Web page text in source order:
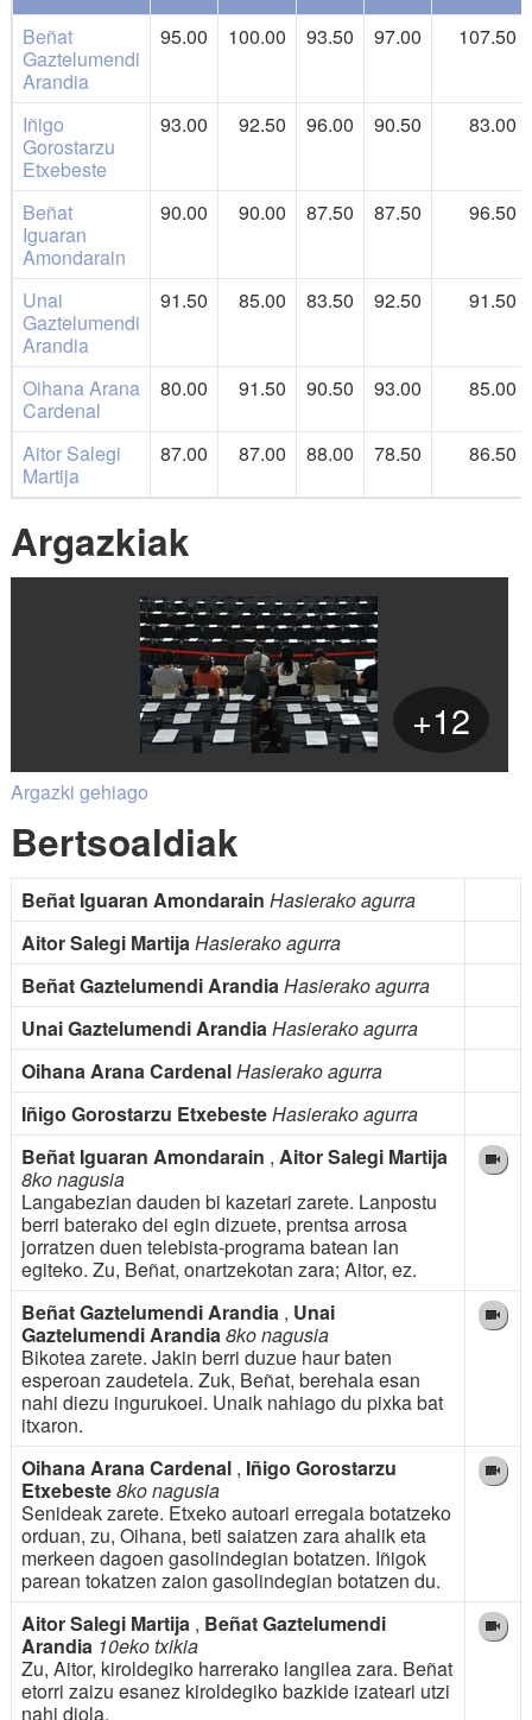
Beñat
Gaztelumendi
Arandia
95.00 100.00 93.50 97.00 107.50
Iñigo
Gorostarzu
Etxebeste
93.00 92.50 96.00 90.50 83.00
Beñat
Iguaran
Amondarain
90.00 90.00 87.50 87.50 96.50
Unai
Gaztelumendi
Arandia
91.50 85.00 83.50 92.50 91.50
Oihana Arana
Cardenal
80.00 91.50 90.50 93.00 85.00
Aitor Salegi
Martija
87.00 87.00 88.00 78.50 86.50
Argazkiak
+12
Argazki gehiago
Bertsoaldiak
Beñat Iguaran Amondarain Hasierako agurra
Aitor Salegi MartijaHasierako agurra
Beñat Gaztelumendi ArandiaHasierako agurra
Unai Gaztelumendi ArandiaHasierako agurra
Oihana Arana CardenalHasierako agurra
Iñigo Gorostarzu EtxebesteHasierako agurra
Beñat Iguaran Amondarain , Aitor Salegi Martija
8ko nagusia
Langabezian dauden bi kazetari zarete. Lanpostu
berri baterako dei egin dizuete, prentsa arrosa
jorratzen duen telebista-programa batean lan
egiteko. Zu, Beñat, onartzekotan zara; Aitor, ez.
Beñat Gaztelumendi Arandia , Unai
Gaztelumendi Arandia8ko nagusia
Bikotea zarete. Jakin berri duzue haur baten
esperoan zaudetela. Zuk, Beñat, berehala esan
nahi diezu ingurukoei. Unaik nahiago du pixka bat
itxaron.
Oihana Arana Cardenal , Iñigo Gorostarzu
Etxebeste8ko nagusia
Senideak zarete. Etxeko autoari erregaia botatzeko
orduan, zu, Oihana, beti saiatzen zara ahalik eta
merkeen dagoen gasolindegian botatzen. Iñigok
parean tokatzen zaion gasolindegian botatzen du.
Aitor Salegi Martija , Beñat Gaztelumendi
Arandia 10eko txikia
Zu, Aitor, kiroldegiko harrerako langilea zara. Beñat
etorri zaizu esanez kiroldegiko bazkide izateari utzi
nahi diola.